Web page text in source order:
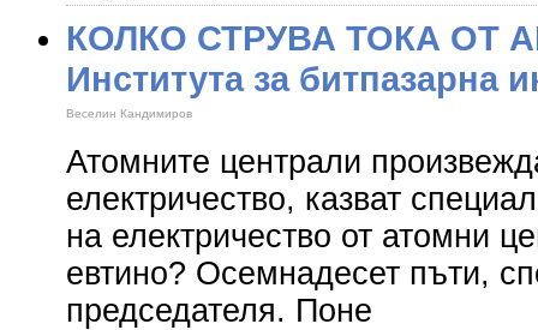
КОЛКО СТРУВА ТОКА ОТ
Института за битпазарна
Веселин Кандимиров
Атомните централи
електричество, казват
на електричество от атомни
евтино? Осемнадесет пъти,
председателя. Поне